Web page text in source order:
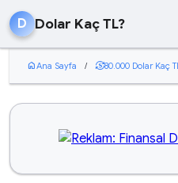
D Dolar Kaç TL?
homeAna Sayfa / currency_exchange80.000 Dolar Kaç